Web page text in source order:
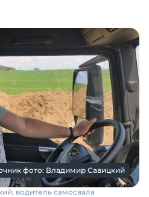
фото: Владимир Савицкий
водитель самосвала